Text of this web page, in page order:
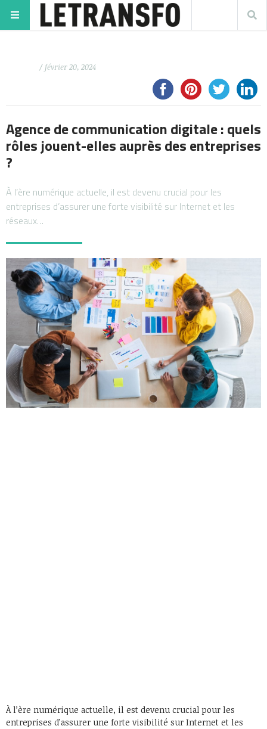
/ février 20, 2024
Agence de communication digitale : quels
rôles jouent-elles auprès des entreprises
?
À l’ère numérique actuelle, il est devenu crucial pour les
entreprises d’assurer une forte visibilité sur Internet et les
réseaux…
À l’ère numérique actuelle, il est devenu crucial pour les
entreprises d’assurer une forte visibilité sur Internet et les